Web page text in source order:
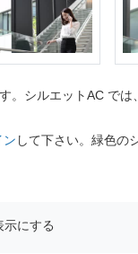
シルエットAC では
ン して下さい。緑色の
示にする